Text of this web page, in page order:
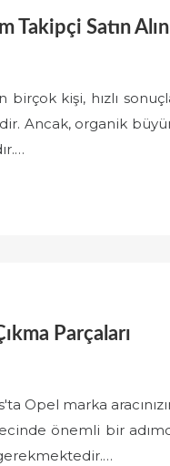
Takipçi Satın Alın
birçok kişi, hızlı
Ancak, organik
Parçaları
Opel marka
önemli bir